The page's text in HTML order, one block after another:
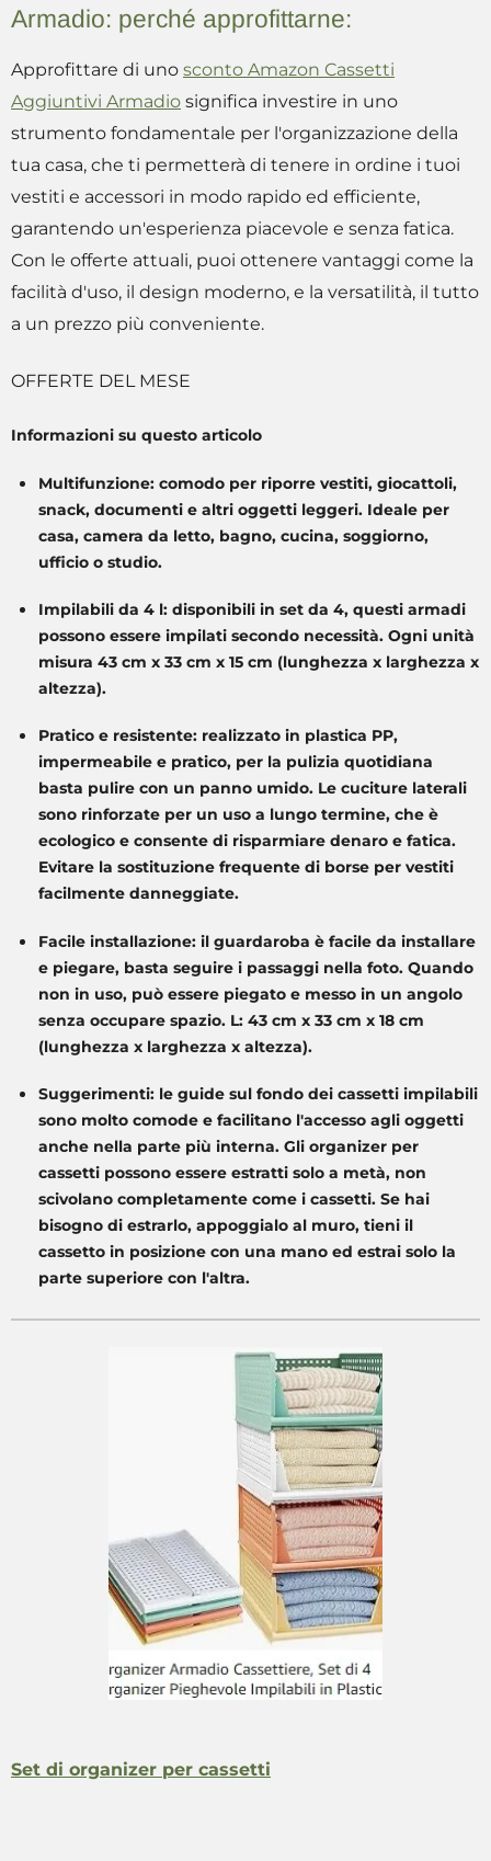
Armadio: perché approfittarne:
Approfittare di uno sconto Amazon Cassetti
Aggiuntivi Armadio significa investire in uno
strumento fondamentale per l'organizzazione della
tua casa, che ti permetterà di tenere in ordine i tuoi
vestiti e accessori in modo rapido ed efficiente,
garantendo un'esperienza piacevole e senza fatica.
Con le offerte attuali, puoi ottenere vantaggi come la
facilità d'uso, il design moderno, e la versatilità, il tutto
a un prezzo più conveniente.
OFFERTE DEL MESE
Informazioni su questo articolo
Multifunzione: comodo per riporre vestiti, giocattoli,
snack, documenti e altri oggetti leggeri. Ideale per
casa, camera da letto, bagno, cucina, soggiorno,
ufficio o studio.
Impilabili da 4 l: disponibili in set da 4, questi armadi
possono essere impilati secondo necessità. Ogni unità
misura 43 cm x 33 cm x 15 cm (lunghezza x larghezza x
altezza).
Pratico e resistente: realizzato in plastica PP,
impermeabile e pratico, per la pulizia quotidiana
basta pulire con un panno umido. Le cuciture laterali
sono rinforzate per un uso a lungo termine, che è
ecologico e consente di risparmiare denaro e fatica.
Evitare la sostituzione frequente di borse per vestiti
facilmente danneggiate.
Facile installazione: il guardaroba è facile da installare
e piegare, basta seguire i passaggi nella foto. Quando
non in uso, può essere piegato e messo in un angolo
senza occupare spazio. L: 43 cm x 33 cm x 18 cm
(lunghezza x larghezza x altezza).
Suggerimenti: le guide sul fondo dei cassetti impilabili
sono molto comode e facilitano l'accesso agli oggetti
anche nella parte più interna. Gli organizer per
cassetti possono essere estratti solo a metà, non
scivolano completamente come i cassetti. Se hai
bisogno di estrarlo, appoggialo al muro, tieni il
cassetto in posizione con una mano ed estrai solo la
parte superiore con l'altra.
Set di organizer per cassetti